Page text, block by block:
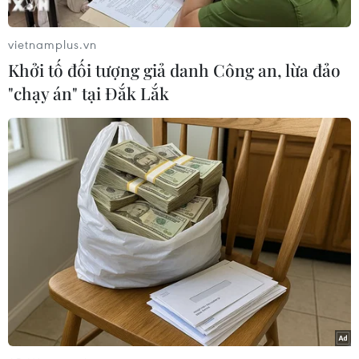
được nhận đủ kinh phí bồi thường, chính sách
hỗ trợ theo quy định.
Ngoài ra, thành phố chỉ đạo, Ban quản lý dự án
phối hợp Công ty Trách nhiệm hữu hạn một
thành viên Thoát nước Hà Nội khẩn trương đẩy
nhanh tiến độ thi công, vừa đảm bảo thoát nước
mùa mưa, vừa đảm bảo chất lượng công trình
theo quy định, hoàn thành công trình trong năm
2020.
Nằm giữa khu dân cư đông đúc của phường Văn
Chương, hồ Linh Quang có diện tích khoảng
2ha. Trước đây, hồ không chỉ có vai trò làm đẹp
cảnh quan, điều hòa không khí mà khu vực hồ
Linh Quang còn có khả năng trữ nước.
[Hồ Hà Nội đang được quản lý theo kiểu "cha
vietnamplus.vn
Khởi tố đối tượng giả danh Công an, lừa đảo
"chạy án" tại Đắk Lắk